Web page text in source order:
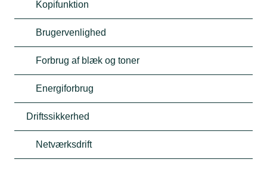
Kopifunktion
Brugervenlighed
Forbrug af blæk og toner
Energiforbrug
Driftssikkerhed
Netværksdrift